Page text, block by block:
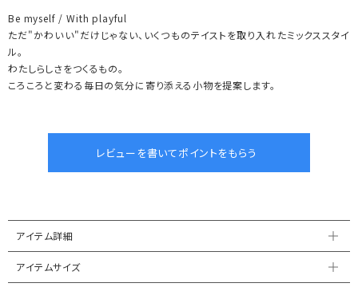
Be myself / With playful
ただ"かわいい"だけじゃない、いくつものテイストを取り入れたミックススタイ
ル。
わたしらしさをつくるもの。
ころころと変わる毎日の気分に寄り添える小物を提案します。
アイテム詳細
アイテムサイズ